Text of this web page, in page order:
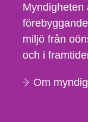
Myndigheten
miljö från
och i
Om